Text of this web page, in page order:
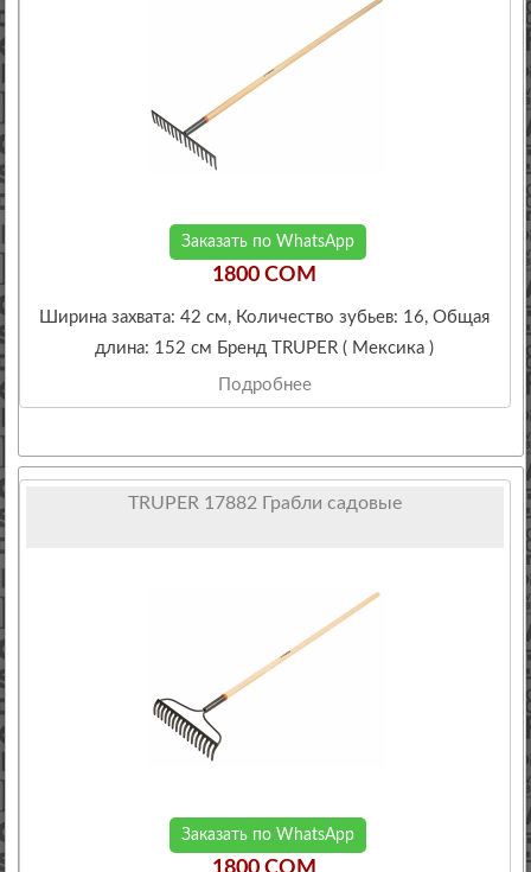
Заказать по WhatsApp
1800 COM
Ширина захвата: 42 см, Количество зубьев: 16, Общая
длина: 152 см Бренд TRUPER ( Мексика )
Подробнее
TRUPER 17882 Грабли садовые
Заказать по WhatsApp